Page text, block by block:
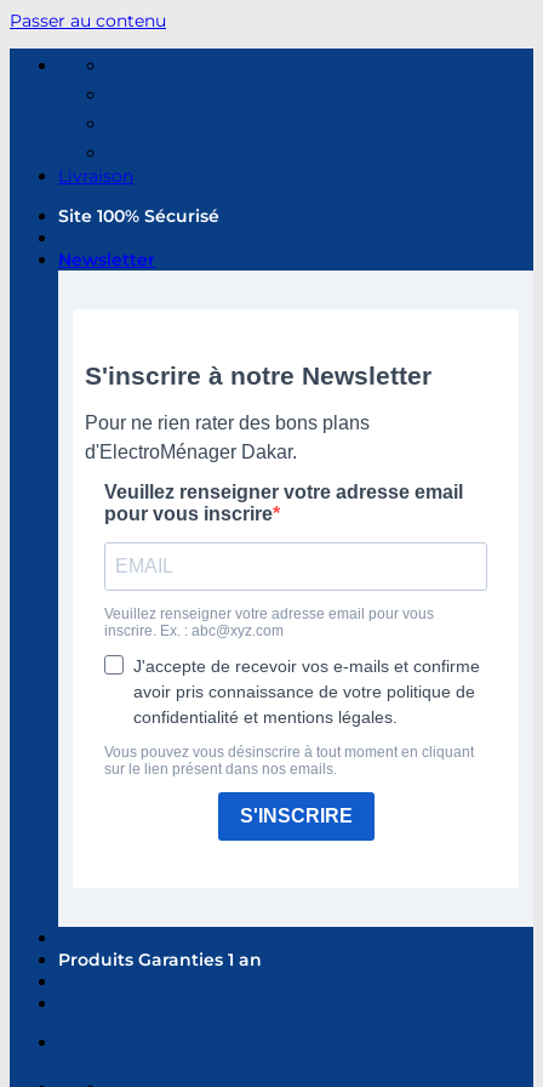
Passer au contenu
Livraison
Site 100% Sécurisé
Newsletter
S'inscrire à notre Newsletter
Pour ne rien rater des bons plans
d'ElectroMénager Dakar.
Veuillez renseigner votre adresse email
pour vous inscrire
Veuillez renseigner votre adresse email pour vous
inscrire. Ex. : abc@xyz.com
J'accepte de recevoir vos e-mails et confirme
avoir pris connaissance de votre politique de
confidentialité et mentions légales.
Vous pouvez vous désinscrire à tout moment en cliquant
sur le lien présent dans nos emails.
S'INSCRIRE
Produits Garanties 1 an